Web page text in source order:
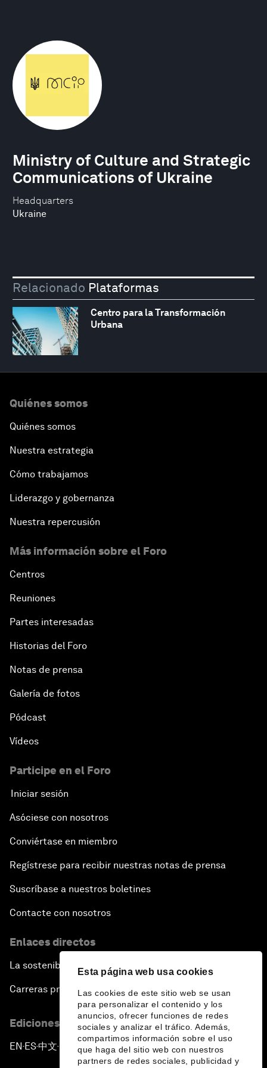
Esta página web usa cookies
Las cookies de este sitio web se usan
para personalizar el contenido y los
anuncios, ofrecer funciones de redes
sociales y analizar el tráfico. Además,
compartimos información sobre el uso
que haga del sitio web con nuestros
partners de redes sociales, publicidad y
Headquarters
Ukraine
Ministry of Culture and Strategic
Communications of Ukraine
Relacionado Plataformas
Centro para la Transformación
Urbana
Quiénes somos
Quiénes somos
Nuestra estrategia
Cómo trabajamos
Liderazgo y gobernanza
Nuestra repercusión
Más información sobre el Foro
Centros
Reuniones
Partes interesadas
Historias del Foro
Notas de prensa
Galería de fotos
Pódcast
Vídeos
Participe en el Foro
Iniciar sesión
Asóciese con nosotros
Conviértase en miembro
Regístrese para recibir nuestras notas de prensa
Suscríbase a nuestros boletines
Contacte con nosotros
Enlaces directos
La sostenibilidad en el Foro
Carreras profesionales
Ediciones en otros idiomas
EN ▪ES▪中文▪ 日本語